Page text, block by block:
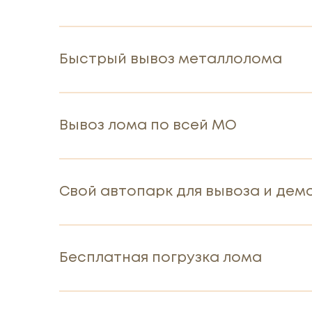
Быстрый вывоз металлолома
Вывоз лома по всей МО
Свой автопарк для вывоза и
Бесплатная погрузка лома